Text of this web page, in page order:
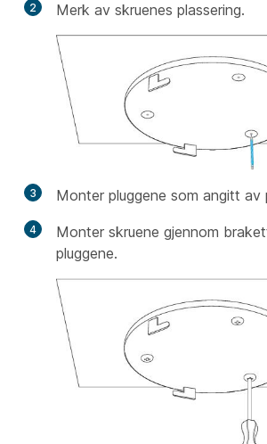
2 Merk av skruenes plassering.
3 Monter pluggene som angitt av
4
Monter skruene gjennom
pluggene.